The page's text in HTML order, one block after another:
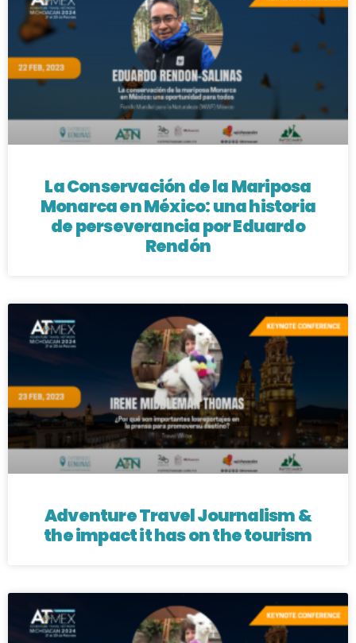
La Conservación de la Mariposa
Monarca en México: una historia
de perseverancia por Eduardo
Rendón
Adventure Travel Journalism &
the impact it has on the tourism